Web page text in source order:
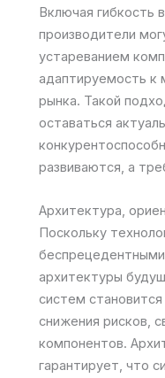
Включая гибкость
производители
устареванием
адаптируемость
рынка. Такой
оставаться
развиваются, а
Архитектура,
Поскольку
архитектуры
систем
снижения рисков,
компонентов.
гарантирует, что